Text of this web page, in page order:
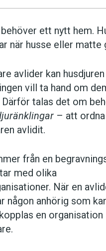
behöver ett nytt hem.
när husse eller matte
avlider kan
vill ta hand om
talas det om
– att
avlidit.
från en
med olika
När en
någon anhörig som
en